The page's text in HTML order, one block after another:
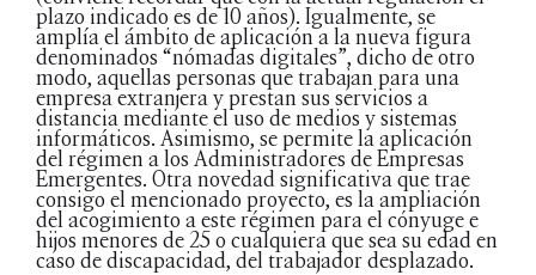
plazo indicado es de 10 años). Igualmente, se
amplía el ámbito de aplicación a la nueva figura
denominados “nómadas digitales”, dicho de otro
modo, aquellas personas que trabajan para una
empresa extranjera y prestan sus servicios a
distancia mediante el uso de medios y sistemas
informáticos. Asimismo, se permite la aplicación
del régimen a los Administradores de Empresas
Emergentes. Otra novedad significativa que trae
consigo el mencionado proyecto, es la ampliación
del acogimiento a este régimen para el cónyuge e
hijos menores de 25 o cualquiera que sea su edad en
caso de discapacidad, del trabajador desplazado.